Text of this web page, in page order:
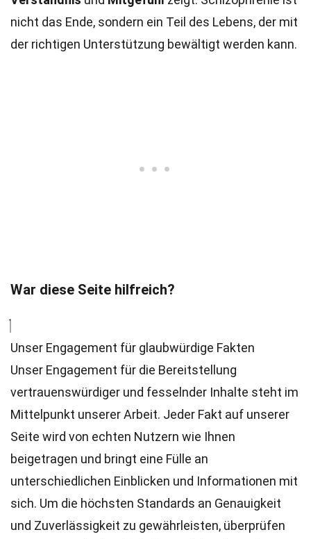
nicht das Ende, sondern ein Teil des Lebens, der mit
der richtigen Unterstützung bewältigt werden kann.
War diese Seite hilfreich?
Unser Engagement für glaubwürdige Fakten
Unser Engagement für die Bereitstellung
vertrauenswürdiger und fesselnder Inhalte steht im
Mittelpunkt unserer Arbeit. Jeder Fakt auf unserer
Seite wird von echten Nutzern wie Ihnen
beigetragen und bringt eine Fülle an
unterschiedlichen Einblicken und Informationen mit
sich. Um die höchsten Standards an Genauigkeit
und Zuverlässigkeit zu gewährleisten, überprüfen